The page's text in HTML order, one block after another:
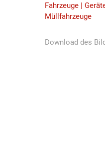
Fahrzeuge |
Müllfahrzeuge
Download des